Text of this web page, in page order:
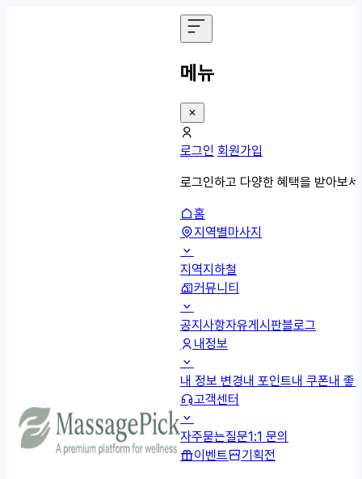
메뉴
로그인 회원가입
로그인하고 다양한 혜택을 받아보
홈
지역별마사지
지역지하철
커뮤니티
공지사항자유게시판블로그
내정보
내 정보 변경내 포인트내 쿠폰내 좋
고객센터
자주묻는질문1:1 문의
이벤트
기획전